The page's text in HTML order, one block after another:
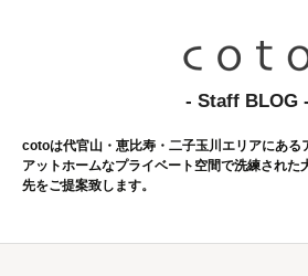
- Staff BLOG -
cotoは代官山・恵比寿・二子玉川エリアにある
アットホームなプライベート空間で洗練された
先をご提案致します。